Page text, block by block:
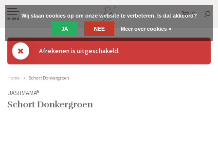
MENU
0
Afrekenen is uitgeschakeld.
Home Schort Donkergroen
UASHMAMA®
Schort Donkergroen
Wij slaan cookies op om onze website te verbeteren. Is dat akkoord?
JA NEE Meer over cookies »